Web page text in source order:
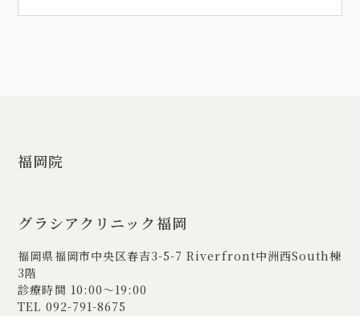
福岡院
グラシアクリニック福岡
福岡県福岡市中央区春吉3-5-7Riverfront中洲西South棟
3階
診療時間 10:00〜19:00
TEL 092-791-8675